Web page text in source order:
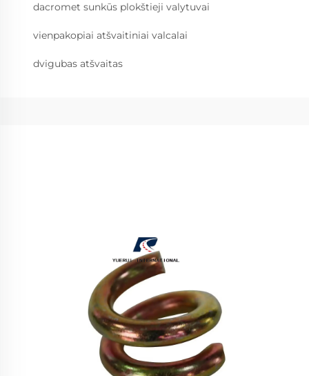
dacromet sunkūs plokštieji valytuvai
vienpakopiai atšvaitiniai valcalai
dvigubas atšvaitas